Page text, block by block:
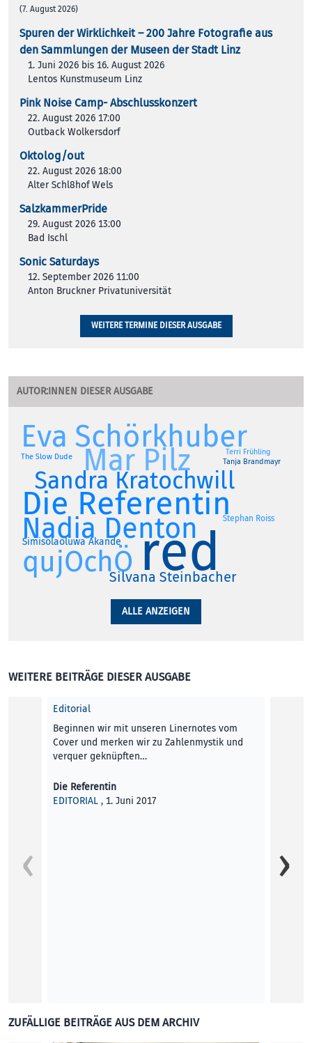
(7. August 2026)
Spuren der Wirklichkeit – 200 Jah­re Foto­gra­fie aus
den Samm­lun­gen der Muse­en der Stadt Linz
1. Juni 2026 bis 16. August 2026
Lentos Kunstmuseum Linz
Pink Noise Camp- Abschlusskonzert
22. August 2026 17:00
Outback Wolkersdorf
Oktolog/out
22. August 2026 18:00
Alter Schl8hof Wels
SalzkammerPride
29. August 2026 13:00
Bad Ischl
Sonic Saturdays
12. September 2026 11:00
Anton Bruckner Privatuniversität
WEITERE TERMINE DIESER AUSGABE
AUTOR:INNEN DIESER AUSGABE
red
Die Referentin
Eva Schörkhuber
Mar Pilz
Nadia Denton
qujOchÖ
Sandra Kratochwill
Silvana Steinbacher
Simisolaoluwa Akande
Stephan Roiss
Tanja Brandmayr
Terri Frühling
The Slow Dude
ALLE ANZEIGEN
WEITERE BEITRÄGE DIESER AUSGABE
Editorial
Beginnen wir mit unseren Linernotes vom
Cover und merken wir zu Zahlenmystik und
verquer geknüpften…
Die Referentin
EDITORIAL , 1. Juni 2017
ZUFÄLLIGE BEITRÄGE AUS DEM ARCHIV